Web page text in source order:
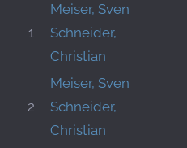
1
Meiser, Sven
Schneider,
Christian
2
Meiser, Sven
Schneider,
Christian